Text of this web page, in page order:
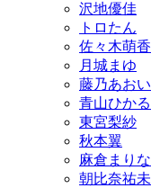
沢地優佳
トロたん
佐々木萌香
月城まゆ
藤乃あおい
青山ひかる
東宮梨紗
秋本翼
麻倉まりな
朝比奈祐未